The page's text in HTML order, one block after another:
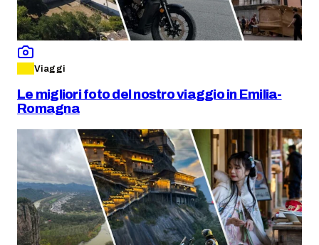
Viaggi
Le migliori foto del nostro viaggio in Emilia-
Romagna